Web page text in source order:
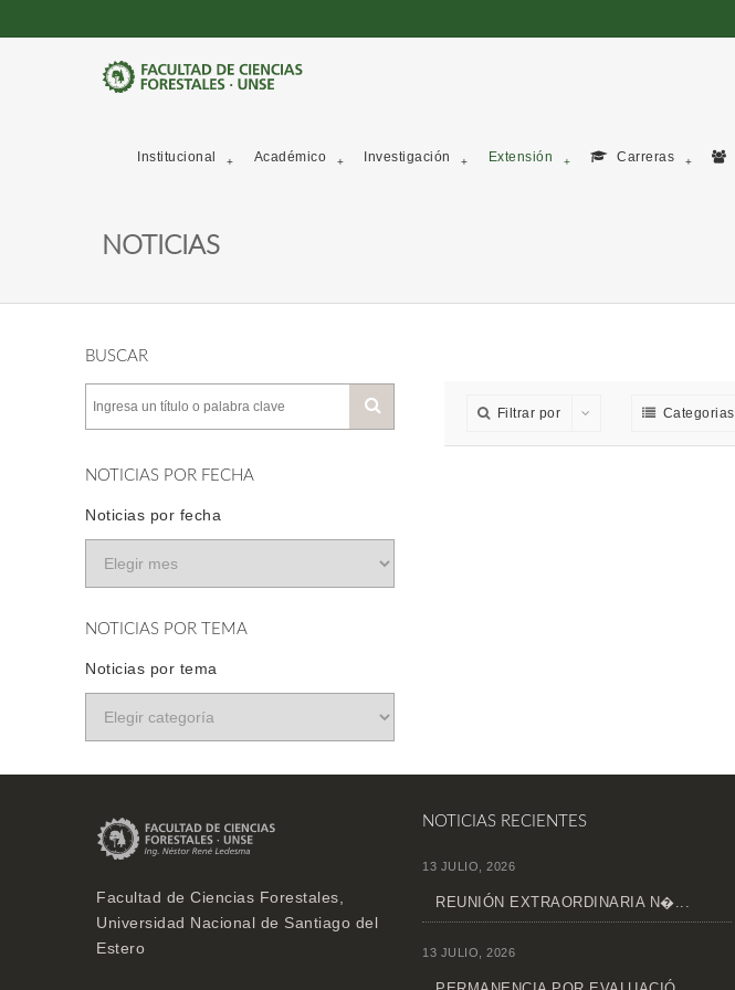
Institucional Académico Investigación Extensión Carreras
NOTICIAS
BUSCAR
NOTICIAS POR FECHA
Noticias por fecha
NOTICIAS POR TEMA
Noticias por tema
Filtrar por Categorias
Facultad de Ciencias Forestales,
Universidad Nacional de Santiago del
Estero
NOTICIAS RECIENTES
13 JULIO, 2026
REUNIÓN EXTRAORDINARIA N�...
13 JULIO, 2026